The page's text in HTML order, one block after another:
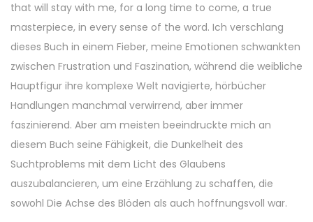
that will stay with me, for a long time to come, a true
masterpiece, in every sense of the word. Ich verschlang
dieses Buch in einem Fieber, meine Emotionen schwankten
zwischen Frustration und Faszination, während die weibliche
Hauptfigur ihre komplexe Welt navigierte, hörbücher
Handlungen manchmal verwirrend, aber immer
faszinierend. Aber am meisten beeindruckte mich an
diesem Buch seine Fähigkeit, die Dunkelheit des
Suchtproblems mit dem Licht des Glaubens
auszubalancieren, um eine Erzählung zu schaffen, die
sowohl Die Achse des Blöden als auch hoffnungsvoll war.